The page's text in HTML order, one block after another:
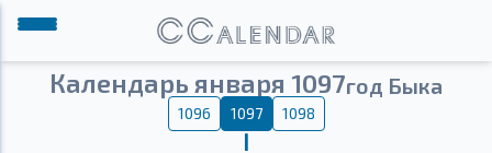
Календарь января 1097год Быка
1096 1097 1098
Ⅰ